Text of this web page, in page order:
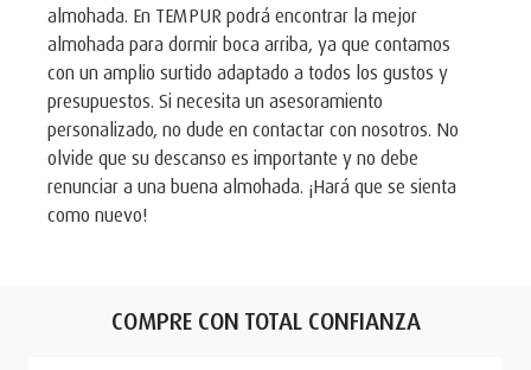
almohada. En TEMPUR podrá encontrar la mejor
almohada para dormir boca arriba, ya que contamos
con un amplio surtido adaptado a todos los gustos y
presupuestos. Si necesita un asesoramiento
personalizado, no dude en contactar con nosotros. No
olvide que su descanso es importante y no debe
renunciar a una buena almohada. ¡Hará que se sienta
como nuevo!
COMPRE CON TOTAL CONFIANZA